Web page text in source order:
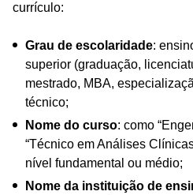
currículo:
Grau de escolaridade:
superior (graduação,
mestrado, MBA,
técnico;
Nome do curso: como
“Técnico em Análises
nível fundamental ou médio;
Nome da instituição de